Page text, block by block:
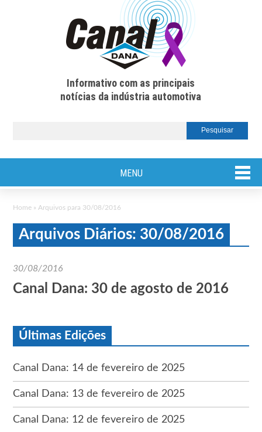
Informativo com as principais
notícias da indústria automotiva
MENU
Home » Arquivos para 30/08/2016
Arquivos Diários: 30/08/2016
30/08/2016
Canal Dana: 30 de agosto de 2016
Últimas Edições
Canal Dana: 14 de fevereiro de 2025
Canal Dana: 13 de fevereiro de 2025
Canal Dana: 12 de fevereiro de 2025